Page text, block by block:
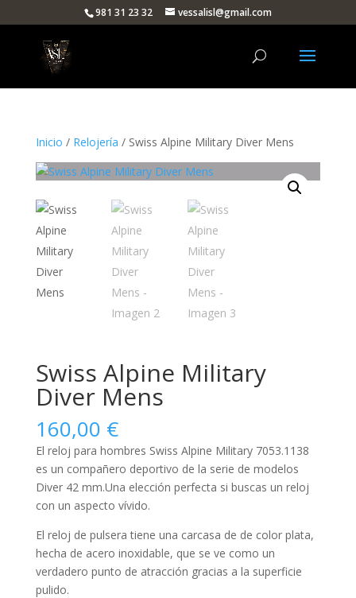
981 31 23 32 vessalisl@gmail.com
Inicio / Relojería / Swiss Alpine Military Diver Mens
Swiss Alpine Military
Diver Mens
160,00 €
El reloj para hombres Swiss Alpine Military 7053.1138
es un compañero deportivo de la serie de modelos
Diver 42 mm.Una elección perfecta si buscas un reloj
con un aspecto vívido.
El reloj de pulsera tiene una carcasa de de color plata,
hecha de acero inoxidable, que se ve como un
verdadero punto de atracción gracias a la superficie
pulido.